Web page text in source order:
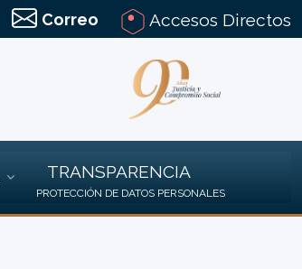
Correo Accesos Directos
TRANSPARENCIA
PROTECCIÓN DE DATOS PERSONALES